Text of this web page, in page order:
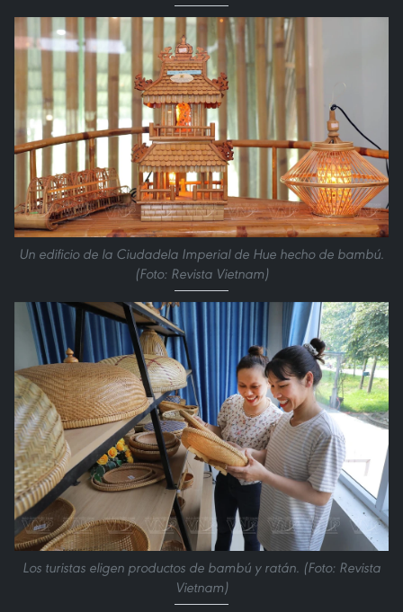
Un edificio de la Ciudadela Imperial de Hue hecho de bambú.
(Foto: Revista Vietnam)
Los turistas eligen productos de bambú y ratán. (Foto: Revista
Vietnam)